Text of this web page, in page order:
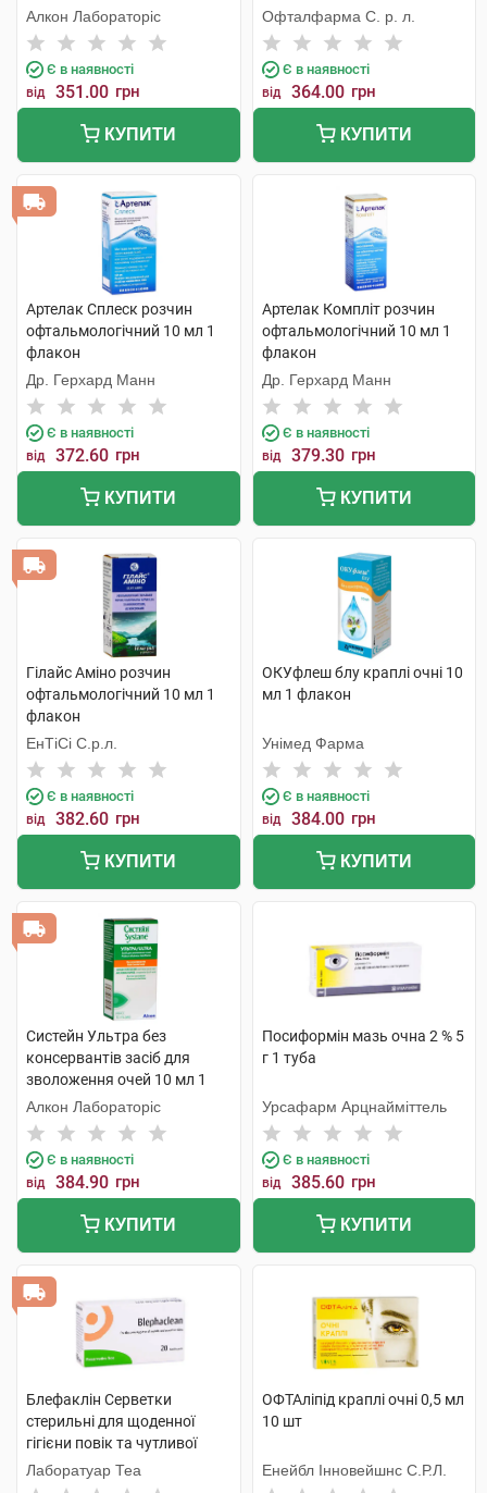
Алкон Лабораторіс
Є в наявності
від 351.00 грн
КУПИТИ
Офталфарма С. р. л.
Є в наявності
від 364.00 грн
КУПИТИ
Артелак Сплеск розчин
офтальмологічний 10 мл 1
флакон
Др. Герхард Манн
Є в наявності
від 372.60 грн
КУПИТИ
Артелак Компліт розчин
офтальмологічний 10 мл 1
флакон
Др. Герхард Манн
Є в наявності
від 379.30 грн
КУПИТИ
Гілайс Аміно розчин
офтальмологічний 10 мл 1
флакон
ЕнТіСі С.р.л.
Є в наявності
від 382.60 грн
КУПИТИ
ОКУфлеш блу краплі очні 10
мл 1 флакон
Унімед Фарма
Є в наявності
від 384.00 грн
КУПИТИ
Систейн Ультра без
консервантів засіб для
зволоження очей 10 мл 1
флакон
Алкон Лабораторіс
Є в наявності
від 384.90 грн
КУПИТИ
Посиформін мазь очна 2 % 5
г 1 туба
Урсафарм Арцнайміттель
Є в наявності
від 385.60 грн
КУПИТИ
Блефаклін Серветки
стерильні для щоденної
гігієни повік та чутливої
шкіри 20 шт
Лаборатуар Теа
ОФТАліпід краплі очні 0,5 мл
10 шт
Енейбл Інновейшнс С.Р.Л.